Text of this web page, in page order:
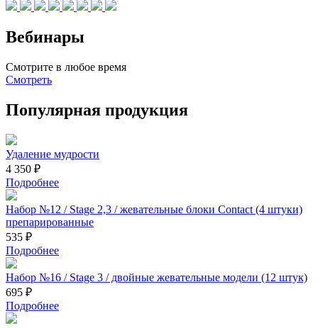
Вебинары
Смотрите в любое время
Смотреть
Популярная продукция
Удаление мудрости
4 350 ₽
Подробнее
Набор №12 / Stage 2,3 / жевательные блоки Contact (4 штуки)
препарированные
535 ₽
Подробнее
Набор №16 / Stage 3 / двойные жевательные модели (12 штук)
695 ₽
Подробнее